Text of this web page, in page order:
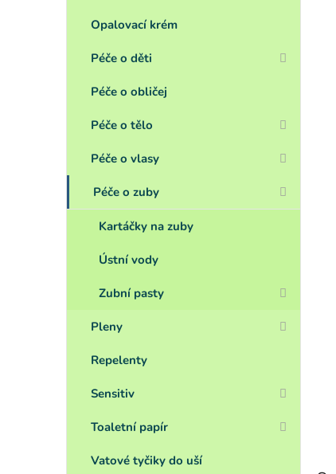
Opalovací krém
Péče o děti
Péče o obličej
Péče o tělo
Péče o vlasy
Péče o zuby
Kartáčky na zuby
Ústní vody
Zubní pasty
Pleny
Repelenty
Sensitiv
Toaletní papír
Vatové tyčiky do uší